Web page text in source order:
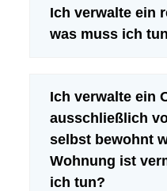
Ich verwalte ein
was muss ich
Ich verwalte ein
ausschließlich
selbst bewohnt
Wohnung ist
ich tun?